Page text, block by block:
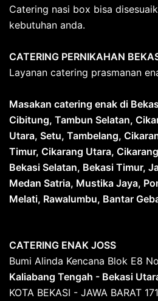
Catering nasi box bisa
kebutuhan anda.
CATERING PERNIKAHAN
Layanan catering prasmanan
Masakan catering enak di
Cibitung, Tambun Selatan,
Utara, Setu, Tambelang,
Timur, Cikarang Utara,
Bekasi Selatan, Bekasi Timur,
Medan Satria, Mustika Jaya,
Melati, Rawalumbu, Bantar
CATERING ENAK JOSS
Bumi Alinda Kencana Blok E8
Kaliabang Tengah - Bekasi
KOTA BEKASI - JAWA BARAT